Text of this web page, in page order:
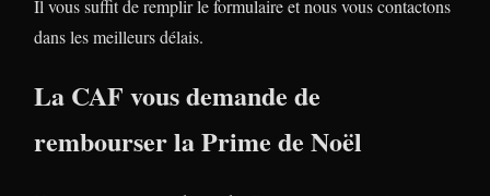
Il vous suffit de remplir le formulaire et nous vous contactons
dans les meilleurs délais.
La CAF vous demande de
rembourser la Prime de Noël